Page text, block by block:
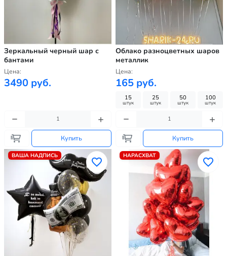
Зеркальный черный шар с
бантами
Цена:
3490 руб.
Купить
Облако разноцветных шаров
металлик
Цена:
165 руб.
15
штук
25
штук
50
штук
100
штук
Купить
ВАША НАДПИСЬ НАРАСХВАТ